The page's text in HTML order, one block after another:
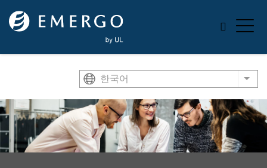
Skip to main content
한국어 List